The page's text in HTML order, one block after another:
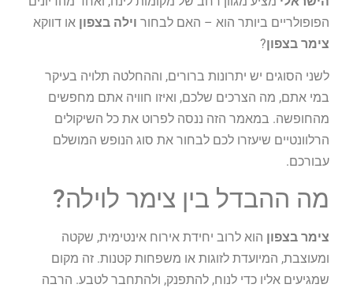
הפופולריים ביותר הוא – האם לבחור וילה בצפון או דווקא
צימר בצפון?
לשני הסוגים יש יתרונות ברורים, וההחלטה תלויה בעיקר
במי אתם, מה הצרכים שלכם, ואיזו חוויה אתם מחפשים
מהחופשה. במאמר הזה ננסה לפרוט את כל השיקולים
הרלוונטיים שיעזרו לכם לבחור את סוג הנופש המושלם
עבורכם.
מה ההבדל בין צימר לוילה?
צימר בצפון הוא לרוב יחידת אירוח אינטימית, שקטה
ומעוצבת, המיועדת לזוגות או משפחות קטנות. זה מקום
שמגיעים אליו כדי לנוח, להתפנק, ולהתחבר לטבע. הרבה